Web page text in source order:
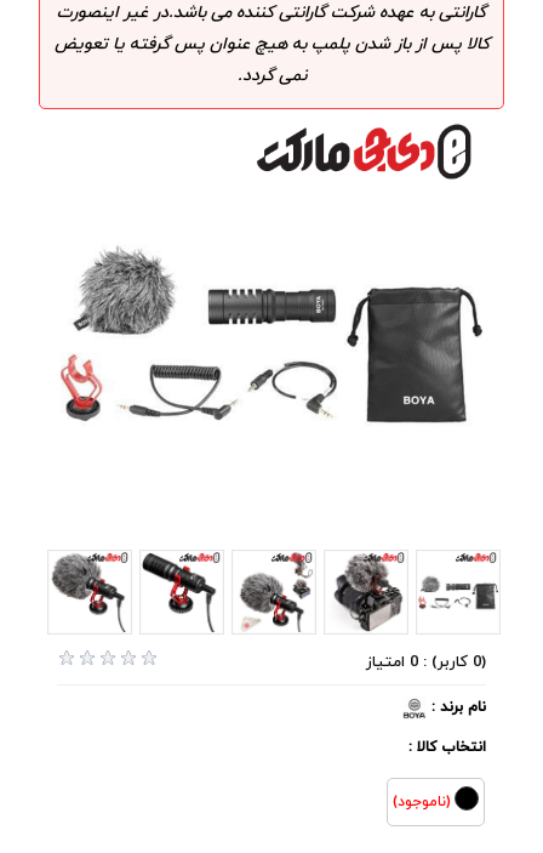
گارانتی به عهده شرکت گارانتی کننده می باشد.در غیر اینصورت
کالا پس از باز شدن پلمپ به هیچ عنوان پس گرفته یا تعویض
نمی گردد.
(0 کاربر) : 0 امتیاز
نام برند :
انتخاب کالا :
(ناموجود)